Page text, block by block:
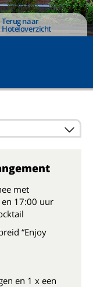
Terug naar
Hoteloverzicht
met
17:00 uur
“Enjoy
en 1 x een